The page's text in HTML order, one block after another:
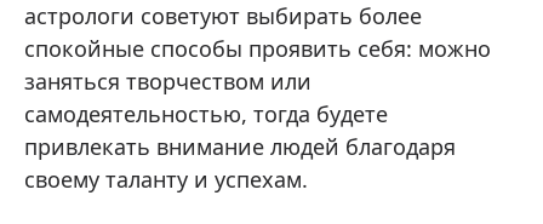
астрологи советуют выбирать более
спокойные способы проявить себя: можно
заняться творчеством или
самодеятельностью, тогда будете
привлекать внимание людей благодаря
своему таланту и успехам.